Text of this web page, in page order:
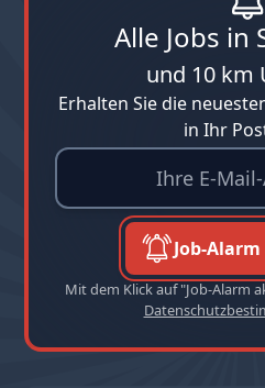
Alle Jobs in
und 10 km
Erhalten Sie die
in Ihr
Job-
Mit dem Klick auf "Job-Alarm